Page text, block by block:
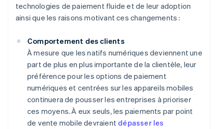
technologies de paiement fluide et de leur adoption
ainsi que les raisons motivant ces changements :
Comportement des clients
À mesure que les natifs numériques deviennent une
part de plus en plus importante de la clientèle, leur
préférence pour les options de paiement
numériques et centrées sur les appareils mobiles
continuera de pousser les entreprises à prioriser
ces moyens. À eux seuls, les paiements par point
de vente mobile devraient dépasser les